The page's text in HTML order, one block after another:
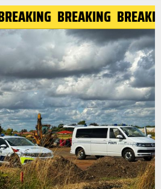
BREAKING BREAKING